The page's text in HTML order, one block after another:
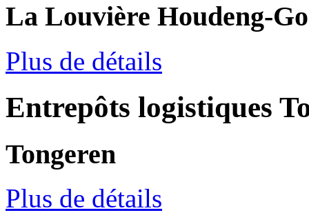
La Louvière Houdeng-
Plus de détails
Entrepôts logistiques
Tongeren
Plus de détails